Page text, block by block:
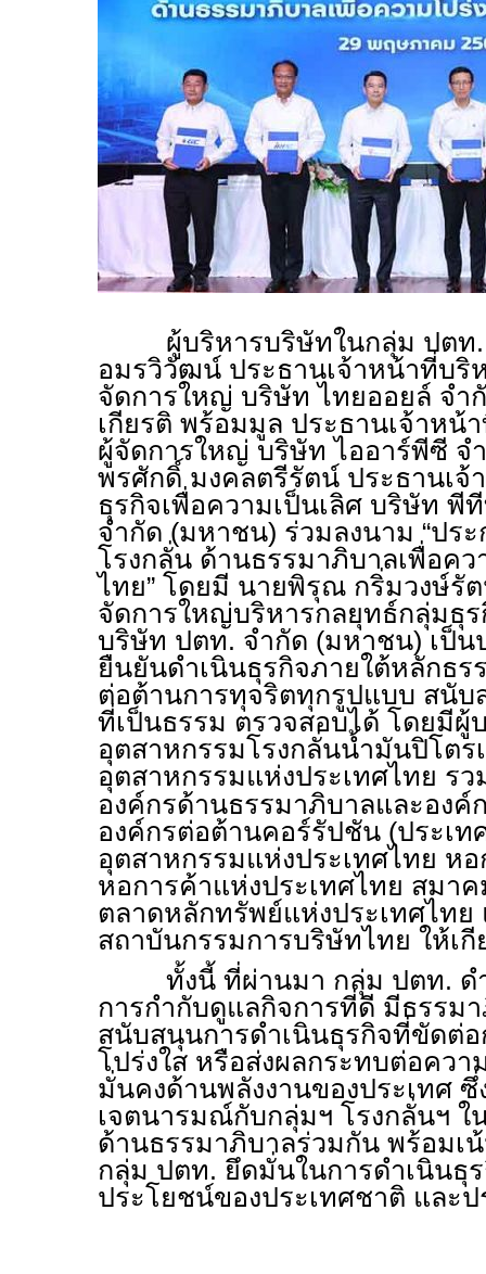
ผู้บริหารบริษัทในกลุ่ม ปตท.
อมรวิวัฒน์ ประธานเจ้าหน้าที่บริ
จัดการใหญ่ บริษัท ไทยออยล์ จำ
เกียรติ พร้อมมูล ประธานเจ้าหน้
ผู้จัดการใหญ่ บริษัท ไออาร์พีซี จ
พรศักดิ์ มงคลตรีรัตน์ ประธานเ
ธุรกิจเพื่อความเป็นเลิศ บริษัท พี
จำกัด (มหาชน) ร่วมลงนาม “ปร
โรงกลั่น ด้านธรรมาภิบาลเพื่อคว
ไทย” โดยมี นายพิรุณ กริ่มวงษ์รั
จัดการใหญ่บริหารกลยุทธ์กลุ่มธุ
บริษัท ปตท. จำกัด (มหาชน) เป็น
ยืนยันดำเนินธุรกิจภายใต้หลักธร
ต่อต้านการทุจริตทุกรูปแบบ สนับ
ที่เป็นธรรม ตรวจสอบได้ โดยมีผู้
อุตสาหกรรมโรงกลั่นน้ำมันปิโตร
อุตสาหกรรมแห่งประเทศไทย ร
องค์กรด้านธรรมาภิบาลและองค์
องค์กรต่อต้านคอร์รัปชัน (ประเท
อุตสาหกรรมแห่งประเทศไทย ห
หอการค้าแห่งประเทศไทย สมา
ตลาดหลักทรัพย์แห่งประเทศไทย
สถาบันกรรมการบริษัทไทย ให้เกี
ทั้งนี้ ที่ผ่านมา กลุ่ม ปตท. ดำ
การกำกับดูแลกิจการที่ดี มีธรรม
สนับสนุนการดำเนินธุรกิจที่ขัดต่
โปร่งใส หรือส่งผลกระทบต่อคว
มั่นคงด้านพลังงานของประเทศ ซึ่
เจตนารมณ์กับกลุ่มฯ โรงกลั่นฯ ใ
ด้านธรรมาภิบาลร่วมกัน พร้อมเ
กลุ่ม ปตท. ยึดมั่นในการดำเนินธุ
ประโยชน์ของประเทศชาติ และ